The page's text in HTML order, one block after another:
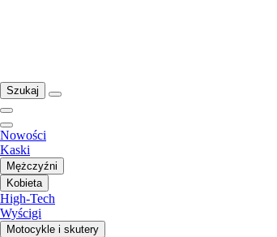
Szukaj
Nowości
Kaski
Mężczyźni
Kobieta
High-Tech
Wyścigi
Motocykle i skutery